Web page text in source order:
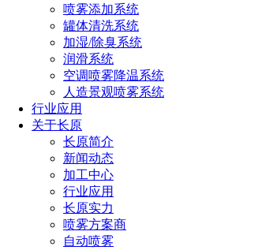
喷雾添加系统
罐体清洗系统
加湿/除臭系统
润滑系统
空调喷雾降温系统
人造景观喷雾系统
行业应用
关于长原
长原简介
新闻动态
加工中心
行业应用
长原实力
喷雾方案商
自动喷雾